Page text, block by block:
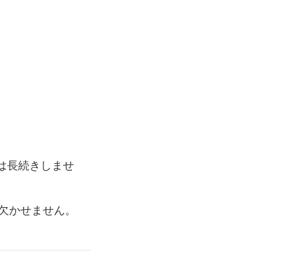
長続きしませ
かせません。